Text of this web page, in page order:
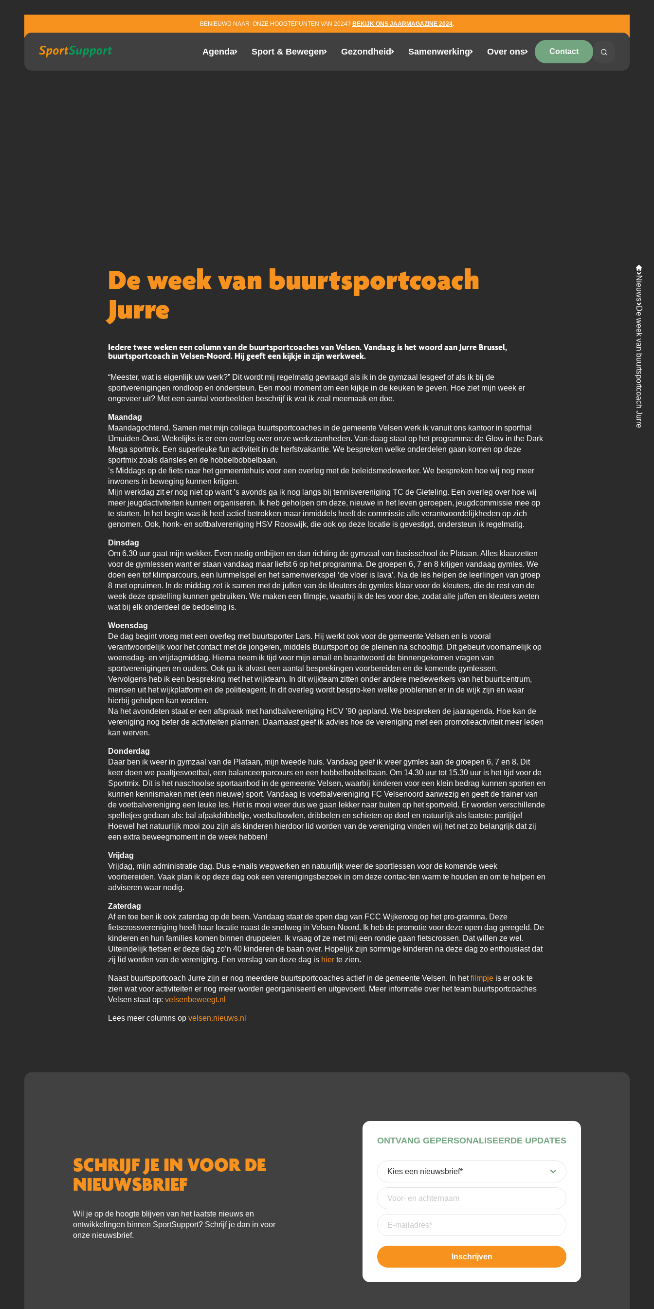
BENIEUWD NAAR ONZE HOOGTEPUNTEN VAN 2024? BEKIJK ONS JAARMAGAZINE 2024.
Agenda Sport & Bewegen Gezondheid Samenwerking Over ons Contact
Search
Nieuws
De week van buurtsportcoach Jurre
De week van buurtsportcoach
Jurre
Iedere twee weken een column van de buurtsportcoaches van Velsen. Vandaag is het woord aan Jurre Brussel,
buurtsportcoach in Velsen-Noord. Hij geeft een kijkje in zijn werkweek.
“Meester, wat is eigenlijk uw werk?” Dit wordt mij regelmatig gevraagd als ik in de gymzaal lesgeef of als ik bij de
sportverenigingen rondloop en ondersteun. Een mooi moment om een kijkje in de keuken te geven. Hoe ziet mijn week er
ongeveer uit? Met een aantal voorbeelden beschrijf ik wat ik zoal meemaak en doe.
Maandag
Maandagochtend. Samen met mijn collega buurtsportcoaches in de gemeente Velsen werk ik vanuit ons kantoor in sporthal
IJmuiden-Oost. Wekelijks is er een overleg over onze werkzaamheden. Van-daag staat op het programma: de Glow in the Dark
Mega sportmix. Een superleuke fun activiteit in de herfstvakantie. We bespreken welke onderdelen gaan komen op deze
sportmix zoals dansles en de hobbelbobbelbaan.
’s Middags op de fiets naar het gemeentehuis voor een overleg met de beleidsmedewerker. We bespreken hoe wij nog meer
inwoners in beweging kunnen krijgen.
Mijn werkdag zit er nog niet op want ’s avonds ga ik nog langs bij tennisvereniging TC de Gieteling. Een overleg over hoe wij
meer jeugdactiviteiten kunnen organiseren. Ik heb geholpen om deze, nieuwe in het leven geroepen, jeugdcommissie mee op
te starten. In het begin was ik heel actief betrokken maar inmiddels heeft de commissie alle verantwoordelijkheden op zich
genomen. Ook, honk- en softbalvereniging HSV Rooswijk, die ook op deze locatie is gevestigd, ondersteun ik regelmatig.
Dinsdag
Om 6.30 uur gaat mijn wekker. Even rustig ontbijten en dan richting de gymzaal van basisschool de Plataan. Alles klaarzetten
voor de gymlessen want er staan vandaag maar liefst 6 op het programma. De groepen 6, 7 en 8 krijgen vandaag gymles. We
doen een tof klimparcours, een lummelspel en het samenwerkspel ‘de vloer is lava’. Na de les helpen de leerlingen van groep
8 met opruimen. In de middag zet ik samen met de juffen van de kleuters de gymles klaar voor de kleuters, die de rest van de
week deze opstelling kunnen gebruiken. We maken een filmpje, waarbij ik de les voor doe, zodat alle juffen en kleuters weten
wat bij elk onderdeel de bedoeling is.
Woensdag
De dag begint vroeg met een overleg met buurtsporter Lars. Hij werkt ook voor de gemeente Velsen en is vooral
verantwoordelijk voor het contact met de jongeren, middels Buurtsport op de pleinen na schooltijd. Dit gebeurt voornamelijk op
woensdag- en vrijdagmiddag. Hierna neem ik tijd voor mijn email en beantwoord de binnengekomen vragen van
sportverenigingen en ouders. Ook ga ik alvast een aantal besprekingen voorbereiden en de komende gymlessen.
Vervolgens heb ik een bespreking met het wijkteam. In dit wijkteam zitten onder andere medewerkers van het buurtcentrum,
mensen uit het wijkplatform en de politieagent. In dit overleg wordt bespro-ken welke problemen er in de wijk zijn en waar
hierbij geholpen kan worden.
Na het avondeten staat er een afspraak met handbalvereniging HCV ’90 gepland. We bespreken de jaaragenda. Hoe kan de
vereniging nog beter de activiteiten plannen. Daarnaast geef ik advies hoe de vereniging met een promotieactiviteit meer leden
kan werven.
Donderdag
Daar ben ik weer in gymzaal van de Plataan, mijn tweede huis. Vandaag geef ik weer gymles aan de groepen 6, 7 en 8. Dit
keer doen we paaltjesvoetbal, een balanceerparcours en een hobbelbobbelbaan. Om 14.30 uur tot 15.30 uur is het tijd voor de
Sportmix. Dit is het naschoolse sportaanbod in de gemeente Velsen, waarbij kinderen voor een klein bedrag kunnen sporten en
kunnen kennismaken met (een nieuwe) sport. Vandaag is voetbalvereniging FC Velsenoord aanwezig en geeft de trainer van
de voetbalvereniging een leuke les. Het is mooi weer dus we gaan lekker naar buiten op het sportveld. Er worden verschillende
spelletjes gedaan als: bal afpakdribbeltje, voetbalbowlen, dribbelen en schieten op doel en natuurlijk als laatste: partijtje!
Hoewel het natuurlijk mooi zou zijn als kinderen hierdoor lid worden van de vereniging vinden wij het net zo belangrijk dat zij
een extra beweegmoment in de week hebben!
Vrijdag
Vrijdag, mijn administratie dag. Dus e-mails wegwerken en natuurlijk weer de sportlessen voor de komende week
voorbereiden. Vaak plan ik op deze dag ook een verenigingsbezoek in om deze contac-ten warm te houden en om te helpen en
adviseren waar nodig.
Zaterdag
Af en toe ben ik ook zaterdag op de been. Vandaag staat de open dag van FCC Wijkeroog op het pro-gramma. Deze
fietscrossvereniging heeft haar locatie naast de snelweg in Velsen-Noord. Ik heb de promotie voor deze open dag geregeld. De
kinderen en hun families komen binnen druppelen. Ik vraag of ze met mij een rondje gaan fietscrossen. Dat willen ze wel.
Uiteindelijk fietsen er deze dag zo’n 40 kinderen de baan over. Hopelijk zijn sommige kinderen na deze dag zo enthousiast dat
zij lid worden van de vereniging. Een verslag van deze dag is hier te zien.
Naast buurtsportcoach Jurre zijn er nog meerdere buurtsportcoaches actief in de gemeente Velsen. In hetfilmpje is er ook te
zien wat voor activiteiten er nog meer worden georganiseerd en uitgevoerd. Meer informatie over het team buurtsportcoaches
Velsen staat op: velsenbeweegt.nl
Lees meer columns op velsen.nieuws.nl
SCHRIJF JE IN VOOR DE
NIEUWSBRIEF
Wil je op de hoogte blijven van het laatste nieuws en
ontwikkelingen binnen SportSupport? Schrijf je dan in voor
onze nieuwsbrief.
ONTVANG GEPERSONALISEERDE UPDATES
Kies
een
nieuwsbrief(Vereist)
Voor-
en
achternaam
E-
mailadres(Vereist)